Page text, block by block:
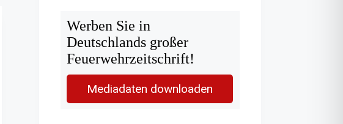
Werben Sie in
Deutschlands großer
Feuerwehrzeitschrift!
Mediadaten downloaden